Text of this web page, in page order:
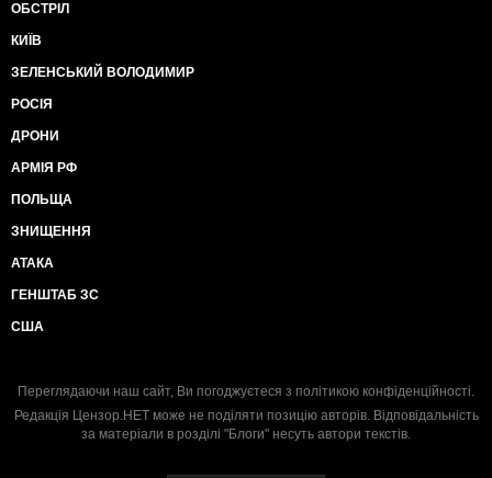
ОБСТРІЛ
КИЇВ
ЗЕЛЕНСЬКИЙ ВОЛОДИМИР
РОСІЯ
ДРОНИ
АРМІЯ РФ
ПОЛЬЩА
ЗНИЩЕННЯ
АТАКА
ГЕНШТАБ ЗС
США
Переглядаючи наш сайт, Ви погоджуєтеся з політикою конфіденційності.
Редакція Цензор.НЕТ може не поділяти позицію авторів. Відповідальність
за матеріали в розділі "Блоги" несуть автори текстів.